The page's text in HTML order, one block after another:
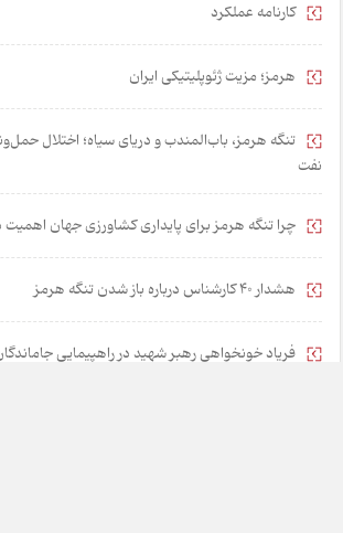
کارنامه عملکرد
هرمز؛ مزیت ژئوپلیتیکی ایران
تنگه هرمز، باب‌المندب و دریای سیاه؛ اختلال
نفت
چرا تنگه هرمز برای پایداری کشاورزی جهان اهمیت
هشدار 40 کارشناس درباره باز شدن تنگه هرمز
فریاد خونخواهی رهبر شهید در راهپیمایی